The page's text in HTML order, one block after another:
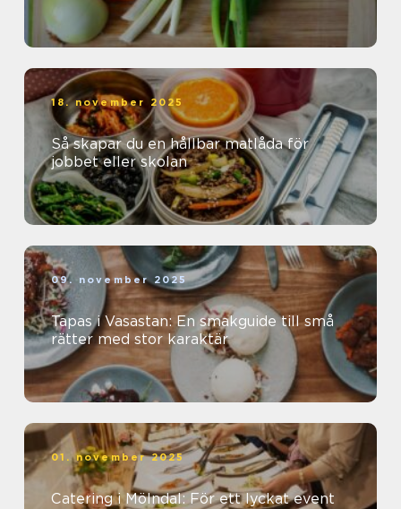
18. november 2025
Så skapar du en hållbar matlåda för
jobbet eller skolan
09. november 2025
Tapas i Vasastan: En smakguide till små
rätter med stor karaktär
01. november 2025
Catering i Mölndal: För ett lyckat event